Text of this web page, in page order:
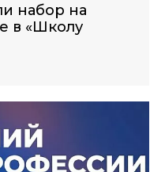
набор на
в «Школу